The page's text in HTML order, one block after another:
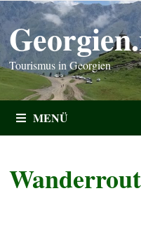
Zum
Inhalt
springen
Tourismus in Georgien
MENÜ